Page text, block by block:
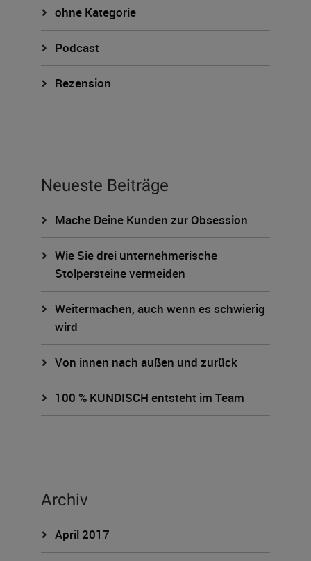
ohne Kategorie
Podcast
Rezension
Neueste Beiträge
Mache Deine Kunden zur Obsession
Wie Sie drei unternehmerische
Stolpersteine vermeiden
Weitermachen, auch wenn es schwierig
wird
Von innen nach außen und zurück
100 % KUNDISCH entsteht im Team
Archiv
April 2017